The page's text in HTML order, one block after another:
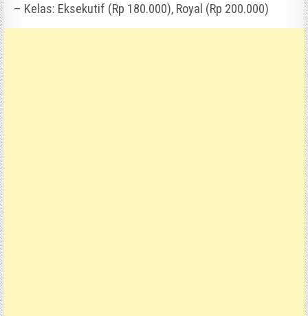
– Kelas: Eksekutif (Rp 180.000), Royal (Rp 200.000)